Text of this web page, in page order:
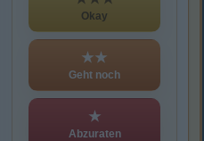
Okay
★★
Geht noch
★
Abzuraten